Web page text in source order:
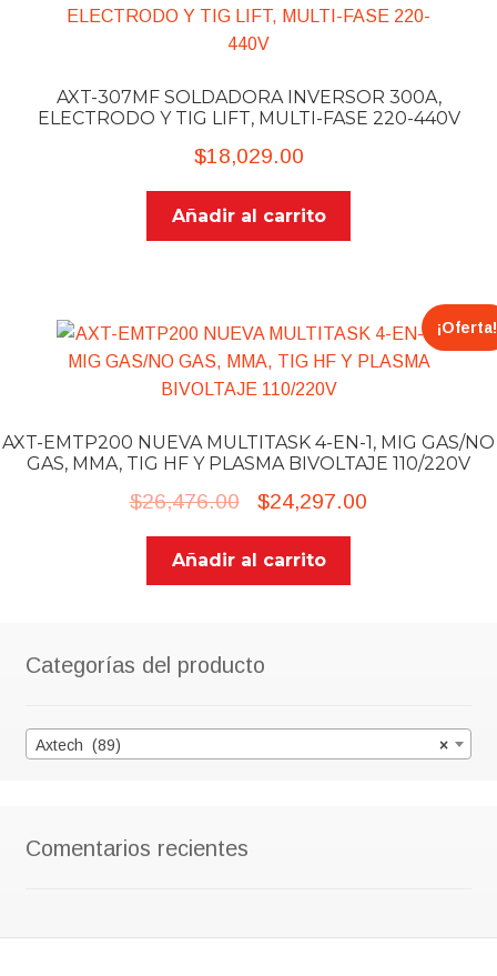
AXT-307MF ​SOLDADORA INVERSOR 300A,
ELECTRODO Y TIG LIFT, MULTI-FASE 220-440V
$18,029.00
Añadir al carrito
AXT-EMTP200 NUEVA MULTITASK 4-EN-1, MIG GAS/NO
GAS, MMA, TIG HF Y PLASMA BIVOLTAJE 110/220V
¡Oferta!
$26,476.00
Original
price
was:
$24,297.00
Añadir al carrito
Categorías del producto
×
Axtech (89)
Comentarios recientes